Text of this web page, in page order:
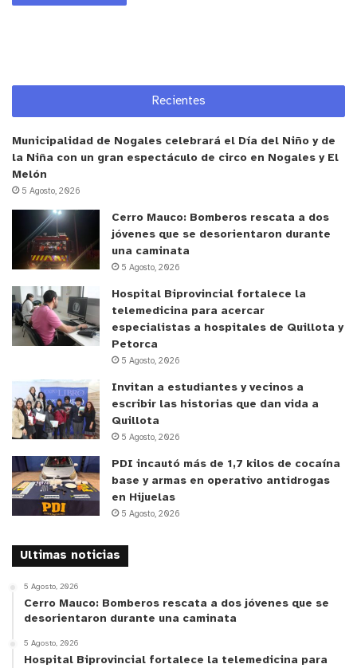
Recientes
Municipalidad de Nogales celebrará el Día del Niño y de
la Niña con un gran espectáculo de circo en Nogales y El
Melón
5 Agosto, 2026
Cerro Mauco: Bomberos rescata a dos
jóvenes que se desorientaron durante
una caminata
5 Agosto, 2026
Hospital Biprovincial fortalece la
telemedicina para acercar
especialistas a hospitales de Quillota y
Petorca
5 Agosto, 2026
Invitan a estudiantes y vecinos a
escribir las historias que dan vida a
Quillota
5 Agosto, 2026
PDI incautó más de 1,7 kilos de cocaína
base y armas en operativo antidrogas
en Hijuelas
5 Agosto, 2026
Ultimas noticias
5 Agosto, 2026
Cerro Mauco: Bomberos rescata a dos jóvenes que se
desorientaron durante una caminata
5 Agosto, 2026
Hospital Biprovincial fortalece la telemedicina para